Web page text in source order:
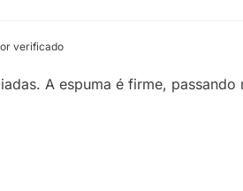
verificado
A espuma é firme,